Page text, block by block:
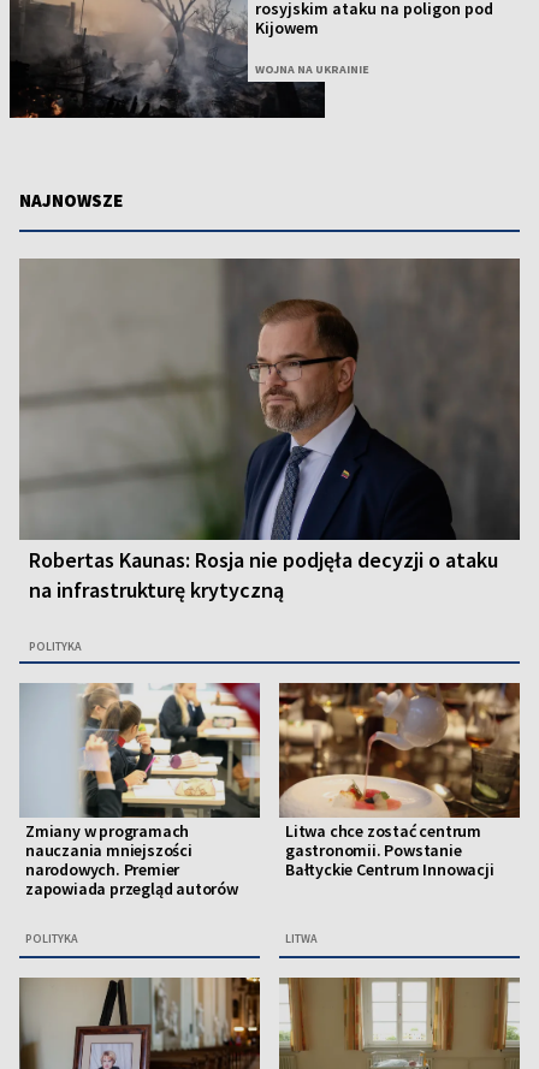
rosyjskim ataku na poligon pod
Kijowem
WOJNA NA UKRAINIE
NAJNOWSZE
Robertas Kaunas: Rosja nie podjęła decyzji o ataku
na infrastrukturę krytyczną
POLITYKA
Zmiany w programach
nauczania mniejszości
narodowych. Premier
zapowiada przegląd autorów
POLITYKA
Litwa chce zostać centrum
gastronomii. Powstanie
Bałtyckie Centrum Innowacji
LITWA